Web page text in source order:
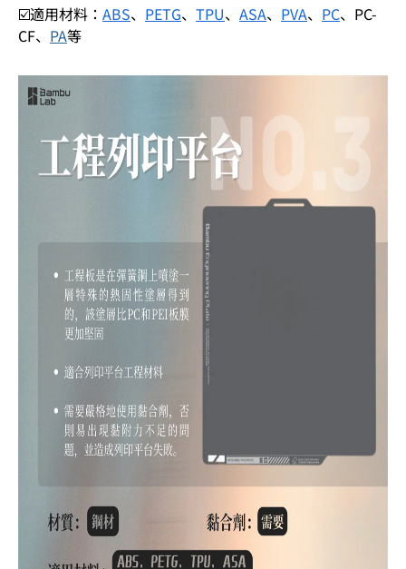
☑️適用材料： ABS、 PETG、 TPU、 ASA、 PVA、 PC、PC-
CF、 PA等